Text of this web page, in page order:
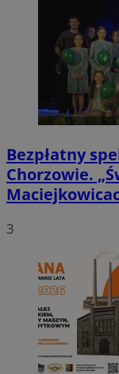
Bezpłatny
Chorzowie.
3